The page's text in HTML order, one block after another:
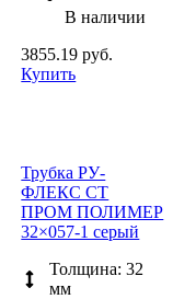
В наличии
3855.19 руб.
Купить
Трубка РУ-
ФЛЕКС СТ
ПРОМ ПОЛИМЕР
32×057-1 серый
Толщина: 32
мм